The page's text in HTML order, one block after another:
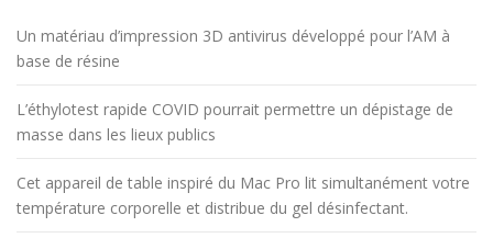
Un matériau d’impression 3D antivirus développé pour l’AM à
base de résine
L’éthylotest rapide COVID pourrait permettre un dépistage de
masse dans les lieux publics
Cet appareil de table inspiré du Mac Pro lit simultanément votre
température corporelle et distribue du gel désinfectant.